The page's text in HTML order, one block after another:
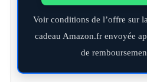
Voir conditions de l’offre sur
cadeau Amazon.fr envoyée
de